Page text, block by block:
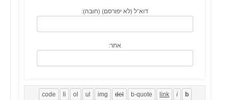
דוא"ל (לא יפורסם) (חובה):
אתר: